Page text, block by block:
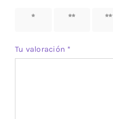
1 de 5
2 de 5
3 de
Tu valoración *